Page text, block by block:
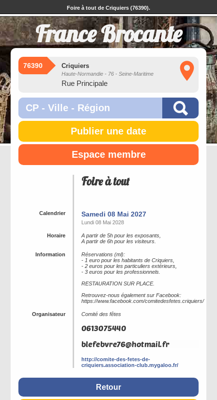
Foire à tout de Criquiers (76390).
France Brocante
76390 Criquiers
Haute-Normandie - 76 - Seine-Maritime
Rue Principale
Publier une date
Espace membre
Foire à tout
Calendrier Samedi 08 Mai 2027
Lundi 08 Mai 2028
Horaire
A partir de 5h pour les exposants,
A partir de 6h pour les visiteurs.
Information
Réservations (ml):
- 1 euro pour les habitants de Criquiers,
- 2 euros pour les particuliers extérieurs,
- 3 euros pour les professionnels.
RESTAURATION SUR PLACE.
Retrouvez-nous également sur Facebook:
https://www.facebook.com/comitedesfetes.criquiers/
Organisateur Comité des fêtes
http://comite-des-fetes-de-
criquiers.association-club.mygaloo.fr/
Retour